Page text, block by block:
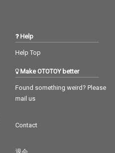
Help
Help Top
Make OTOTOY better
Found something weird? Please
mail us
Contact